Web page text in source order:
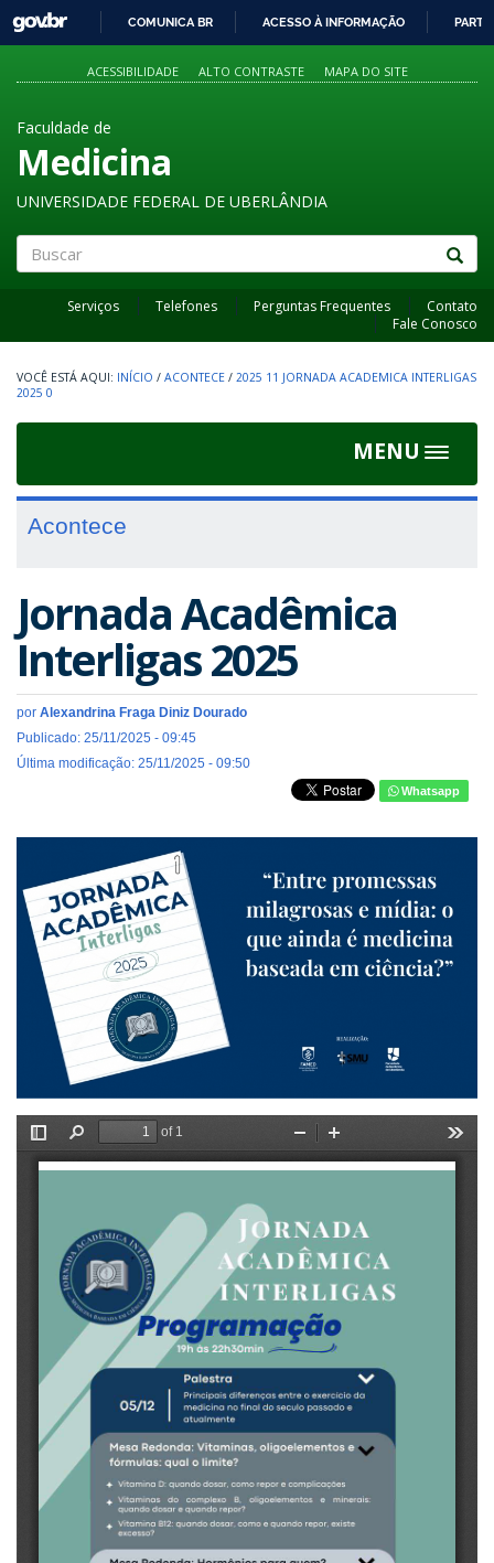
PARA
O
GOVBR
COMUNICA BR ACESSO À INFORMAÇÃO
ACESSIBILIDADE ALTO CONTRASTE MAPA DO SITE
Faculdade de
Medicina
UNIVERSIDADE FEDERAL DE UBERLÂNDIA
Serviços Telefones Perguntas Frequentes
Contato
Fale Conosco
INÍCIO / ACONTECE / 2025 11 JORNADA ACADEMICA INTERLIGAS
2025 0
MENU
Toggle
Acontece
Jornada Acadêmica
Interligas 2025
por Alexandrina Fraga Diniz Dourado
Publicado: 25/11/2025 - 09:45
Última modificação: 25/11/2025 - 09:50
Whatsapp